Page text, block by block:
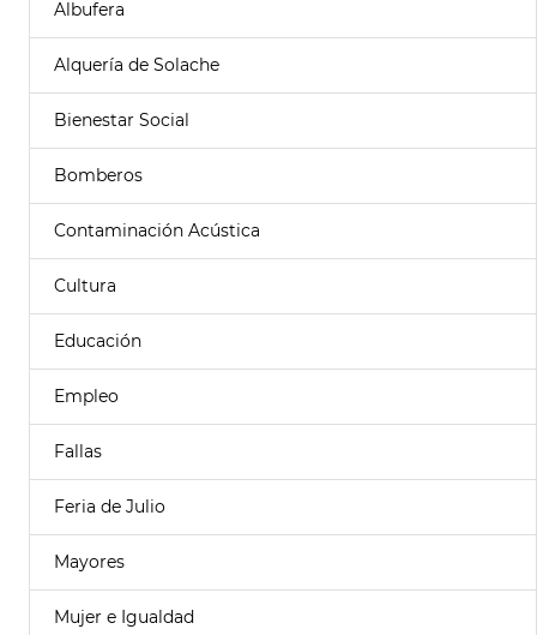
Albufera
Alquería de Solache
Bienestar Social
Bomberos
Contaminación Acústica
Cultura
Educación
Empleo
Fallas
Feria de Julio
Mayores
Mujer e Igualdad